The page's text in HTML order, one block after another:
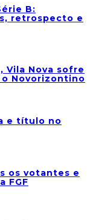
B:
retrospecto e
Vila Nova sofre
Novorizontino
e título no
os votantes e
FGF